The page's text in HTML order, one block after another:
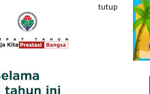
Loncat
konten
tutup